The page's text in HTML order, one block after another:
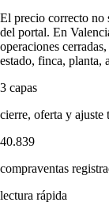
El precio correcto no
del portal. En
operaciones
estado, finca, planta,
3 capas
cierre, oferta y ajuste
40.839
compraventas
lectura rápida